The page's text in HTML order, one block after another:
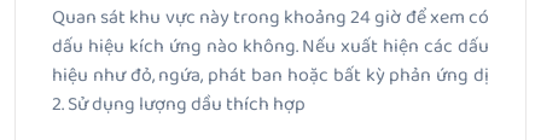
Quan sát khu vực này trong khoảng 24 giờ để xem có
dấu hiệu kích ứng nào không. Nếu xuất hiện các dấu
hiệu như đỏ, ngứa, phát ban hoặc bất kỳ phản ứng dị
2. Sử dụng lượng dầu thích hợp